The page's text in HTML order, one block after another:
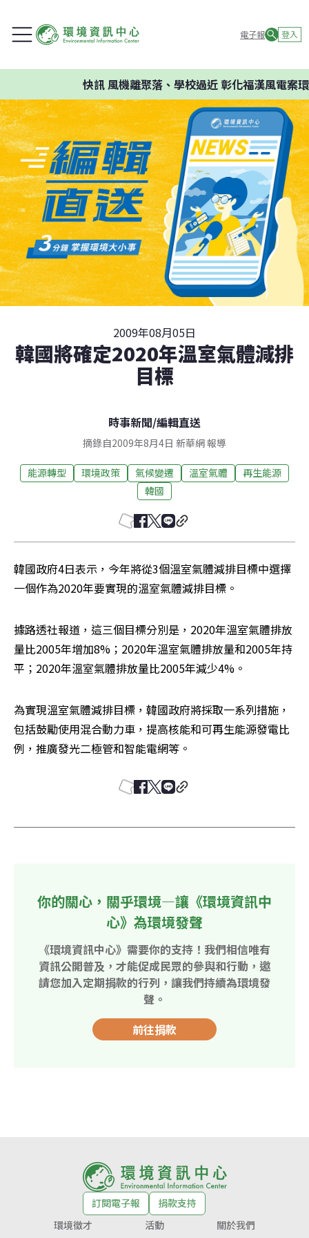
電子報 登入
快訊風機離聚落、學校過近 彰化福漢風電案環
2009年08月05日
韓國將確定2020年溫室氣體減排
目標
時事新聞/編輯直送
摘錄自2009年8月4日 新華網 報導
能源轉型 環境政策 氣候變遷 溫室氣體
再生能源
韓國
韓國政府4日表示，今年將從3個溫室氣體減排目標中選擇
一個作為2020年要實現的溫室氣體減排目標。
據路透社報道，這三個目標分別是，2020年溫室氣體排放
量比2005年增加8%；2020年溫室氣體排放量和2005年持
平；2020年溫室氣體排放量比2005年減少4%。
為實現溫室氣體減排目標，韓國政府將採取一系列措施，
包括鼓勵使用混合動力車，提高核能和可再生能源發電比
例，推廣發光二極管和智能電網等。
你的關心，關乎環境—讓《環境資訊中
心》為環境發聲
《環境資訊中心》需要你的支持！我們相信唯有
資訊公開普及，才能促成民眾的參與和行動，邀
請您加入定期捐款的行列，讓我們持續為環境發
聲。
前往捐款
訂閱電子報
捐款支持
環境徵才
活動
關於我們